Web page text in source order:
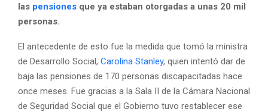
las pensiones que ya estaban otorgadas a unas 20 mil
personas.
El antecedente de esto fue la medida que tomó la ministra
de Desarrollo Social, Carolina Stanley, quien intentó dar de
baja las pensiones de 170 personas discapacitadas hace
once meses. Fue gracias a la Sala II de la Cámara Nacional
de Seguridad Social que el Gobierno tuvo restablecer ese